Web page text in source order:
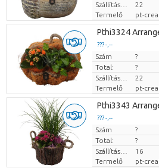
Szállítási magasság
22
Termelő
pt-
Pthi3324
??? -,--
Darabb ár
Szám ?
Total:
?
Szállítási magasság
22
Termelő
pt-
Pthi3343
??? -,--
Darabb ár
Szám ?
Total:
?
Szállítási magasság
16
Termelő
pt-